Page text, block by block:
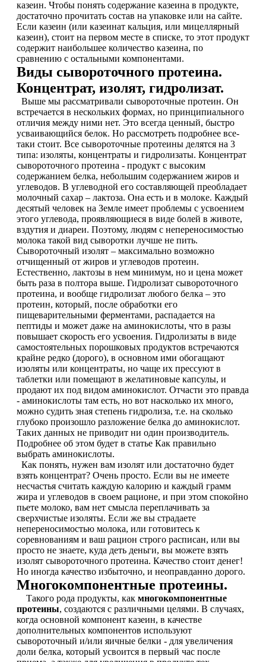
Протеиновые печенья
Для тренировки
НАЗАД
BCAA
НАЗАД
Порошковые BCAA
BCAA в таблетках и капсулах
Креатин
Предтренировочные комплексы
Изотоники
Аргинин
Бета-аланин
Комплексы аминокислот
Энергетики
Таурин
Цитруллин
Глютамин
Гейнеры
Аксессуары
НАЗАД
Ремни и перчатки
Шейкеры и бутылки
Прочее
казеин. Чтобы понять содержание казеина в продукте,
достаточно прочитать состав на упаковке или на сайте.
Если казеин (или казеинат кальция, или мицеллярный
казеин), стоит на первом месте в списке, то этот продукт
содержит наибольшее количество казеина, по
сравнению с остальными компонентами.
Виды сывороточного протеина.
Концентрат, изолят, гидролизат.
Выше мы рассматривали сывороточные протеин. Он
встречается в нескольких формах, но принципиального
отличия между ними нет. Это всегда ценный, быстро
усваивающийся белок. Но рассмотреть подробнее все-
таки стоит. Все сывороточные протеины делятся на 3
типа: изоляты, концентраты и гидролизаты. Концентрат
сывороточного протеина - продукт с высоким
содержанием белка, небольшим содержанием жиров и
углеводов. В углеводной его составляющей преобладает
молочный сахар – лактоза. Она есть и в молоке. Каждый
десятый человек на Земле имеет проблемы с усвоением
этого углевода, проявляющиеся в виде болей в животе,
вздутия и диареи. Поэтому, людям с непереносимостью
молока такой вид сыворотки лучше не пить.
Сывороточный изолят – максимально возможно
отчищенный от жиров и углеводов протеин.
Естественно, лактозы в нем минимум, но и цена может
быть раза в полтора выше. Гидролизат сывороточного
протеина, и вообще гидролизат любого белка – это
протеин, который, после обработки его
пищеварительными ферментами, распадается на
пептиды и может даже на аминокислоты, что в разы
повышает скорость его усвоения. Гидролизаты в виде
самостоятельных порошковых продуктов встречаются
крайне редко (дорого), в основном ими обогащают
изоляты или концентраты, но чаще их прессуют в
таблетки или помещают в желатиновые капсулы, и
продают их под видом аминокислот. Отчасти это правда
- аминокислоты там есть, но вот насколько их много,
можно судить зная степень гидролиза, т.е. на сколько
глубоко произошло разложение белка до аминокислот.
Таких данных не приводит ни один производитель.
Подробнее об этом будет в статье Как правильно
выбрать аминокислоты.
Как понять, нужен вам изолят или достаточно будет
взять концентрат? Очень просто. Если вы не имеете
несчастья считать каждую калорию и каждый грамм
жира и углеводов в своем рационе, и при этом спокойно
пьете молоко, вам нет смысла переплачивать за
сверхчистые изоляты. Если же вы страдаете
непереносимостью молока, или готовитесь к
соревнованиям и ваш рацион строго расписан, или вы
просто не знаете, куда деть деньги, вы можете взять
изолят сывороточного протеина. Качество стоит денег!
Но иногда качество избыточно, и неоправданно дорого.
Многокомпонентные протеины.
Такого рода продукты, как многокомпонентные
протеины, создаются с различными целями. В случаях,
когда основной компонент казеин, в качестве
дополнительных компонентов используют
сывороточный и/или яичные белки - для увеличения
доли белка, который усвоится в первый час после